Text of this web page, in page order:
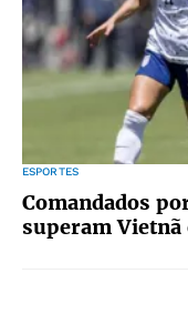
ESPORTES
Comandados
superam Vietnã